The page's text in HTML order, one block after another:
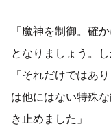
「魔神を制御。確
となりましょう。
「それだけではあ
は他にはない特殊
き止めました」